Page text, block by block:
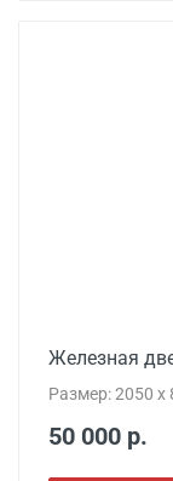
Железная
Размер: 2050 x
50 000 р.